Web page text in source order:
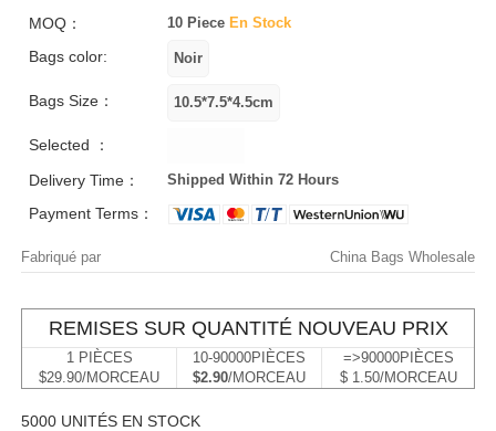
MOQ： 10 Piece En Stock
Bags color:
Bags Size：
Selected ：
Delivery Time：
Shipped Within 72 Hours
Payment Terms：
Fabriqué par China Bags Wholesale
REMISES SUR QUANTITÉ NOUVEAU PRIX
1 PIÈCES
$29.90/MORCEAU
10-90000PIÈCES
$2.90/MORCEAU
=>90000PIÈCES
$ 1.50/MORCEAU
5000 UNITÉS EN STOCK